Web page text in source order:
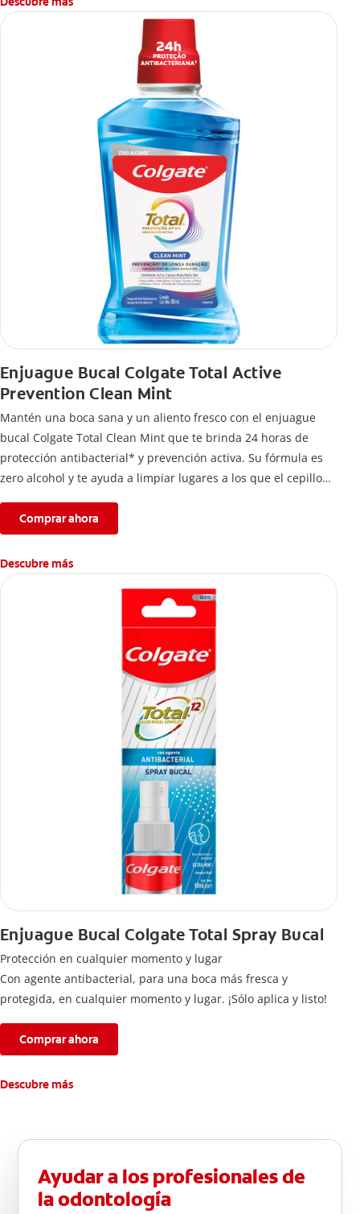
Enjuague Bucal Colgate Total Active
Prevention Clean Mint
Mantén una boca sana y un aliento fresco con el enjuague
bucal Colgate Total Clean Mint que te brinda 24 horas de
protección antibacterial* y prevención activa. Su fórmula es
zero alcohol y te ayuda a limpiar lugares a los que el cepillo
Comprar ahora
Descubre más
Enjuague Bucal Colgate Total Spray Bucal
Protección en cualquier momento y lugar
Con agente antibacterial, para una boca más fresca y
protegida, en cualquier momento y lugar. ¡Sólo aplica y listo!
Comprar ahora
Descubre más
Ayudar a los profesionales de
la odontología